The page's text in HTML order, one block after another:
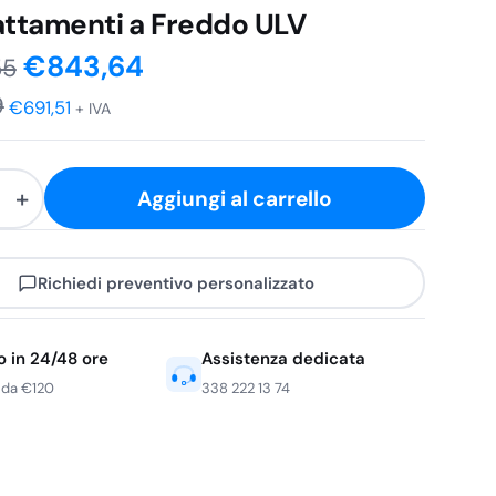
a Freddo ULV
Il
prezzo
era:
€1.054,55.
€843,64Il
è:
€843,64.
€691,51 + IVA
+ Aggiungi al carrello
Richiedi preventivo personalizzato
in 24/48 ore
€120
Assistenza dedicata
338 222 13 74